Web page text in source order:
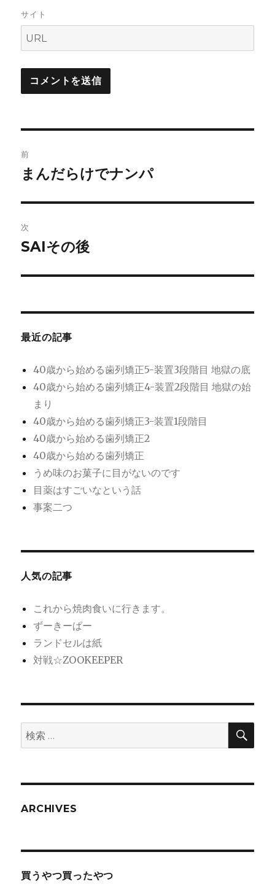
サイト
稿
ビ
ゲ
ー
前
前
投
稿:
まんだらけでナンパ
次
次
投
SAIその後
最近の記事
40歳から始める歯列矯正5-装置3段階目 地獄の底
40歳から始める歯列矯正4-装置2段階目 地獄の始
まり
40歳から始める歯列矯正3-装置1段階目
40歳から始める歯列矯正2
40歳から始める歯列矯正
うめ味のお菓子に目がないのです
目薬はすごいなという話
事案二つ
人気の記事
これから焼肉食いに行きます。
ずーきーぱー
ランドセルは紙
対戦☆ZOOKEEPER
検
索:
検
ARCHIVES
買うやつ買ったやつ